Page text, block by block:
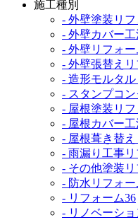
施工種別
- 外壁塗装リフ
- 外壁カバー
- 外壁リフォー
- 外壁張替え
- 造形モルタ
- スタンプコ
- 屋根塗装リフ
- 屋根カバー
- 屋根葺き替
- 雨漏り工事
- その他塗装
- 防水リフォー
- リフォーム36
- リノベーショ